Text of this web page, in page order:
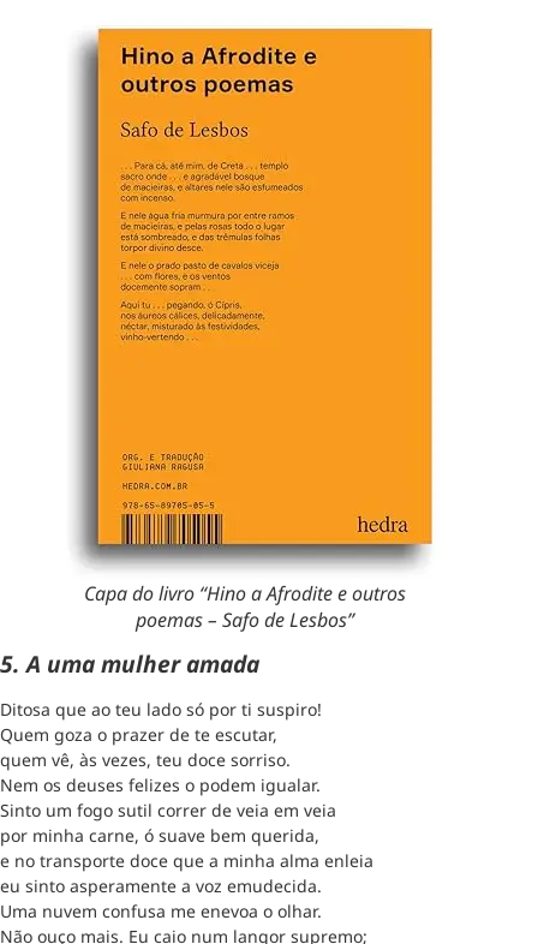
Capa do livro “Hino a Afrodite e outros
poemas – Safo de Lesbos”
5. A uma mulher amada
Ditosa que ao teu lado só por ti suspiro!
Quem goza o prazer de te escutar,
quem vê, às vezes, teu doce sorriso.
Nem os deuses felizes o podem igualar.
Sinto um fogo sutil correr de veia em veia
por minha carne, ó suave bem querida,
e no transporte doce que a minha alma enleia
eu sinto asperamente a voz emudecida.
Uma nuvem confusa me enevoa o olhar.
Não ouço mais. Eu caio num langor supremo;